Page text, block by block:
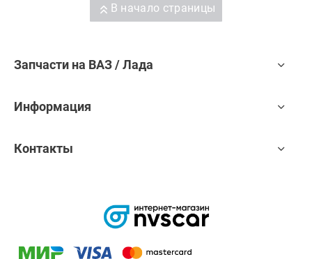
В начало страницы
Запчасти на ВАЗ / Лада
Информация
Контакты